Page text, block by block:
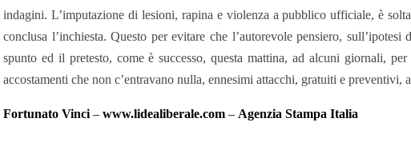
indagini. L’imputazione di lesioni, rapina e violenza a pubblico ufficiale, è
conclusa l’inchiesta. Questo per evitare che l’autorevole pensiero,
spunto ed il pretesto, come è successo, questa mattina, ad alcuni giornali,
accostamenti che non c’entravano nulla, ennesimi attacchi, gratuiti e preventivi,
Fortunato Vinci – www.lidealiberale.com – Agenzia Stampa Italia